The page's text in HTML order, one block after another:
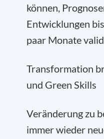
können,
Entwicklungen
paar Monate
Transformation
und Green Skills
Veränderung zu
immer wieder